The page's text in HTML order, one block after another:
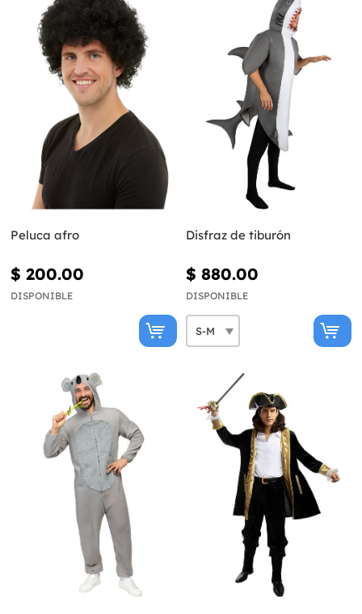
Peluca afro
$ 200.00
DISPONIBLE
Disfraz de tiburón
$ 880.00
DISPONIBLE